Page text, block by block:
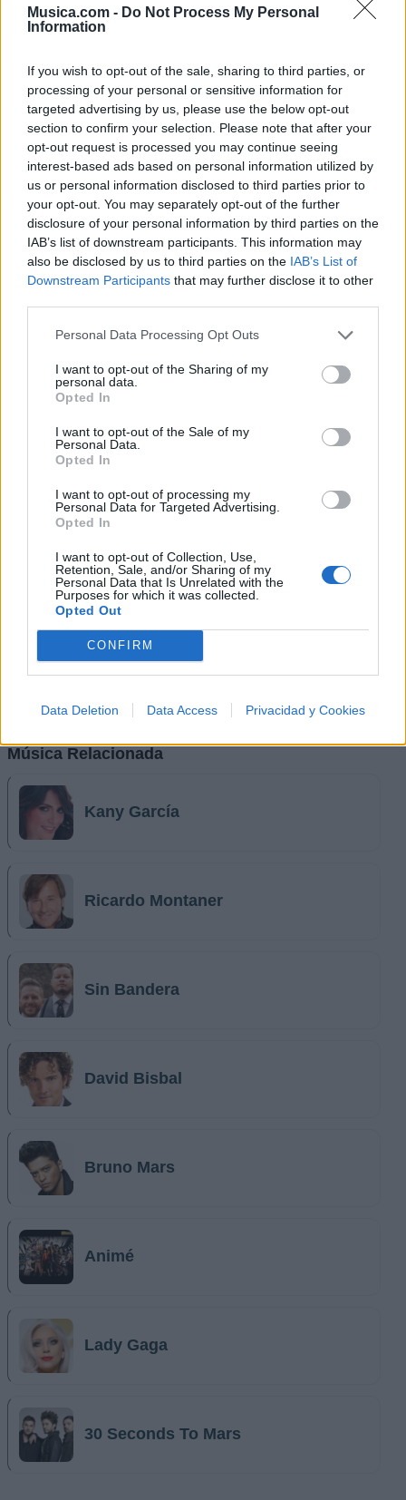
Musica.com - Do Not Process My Personal
Information
If you wish to opt-out of the sale, sharing to third parties, or
processing of your personal or sensitive information for
targeted advertising by us, please use the below opt-out
section to confirm your selection. Please note that after your
opt-out request is processed you may continue seeing
interest-based ads based on personal information utilized by
us or personal information disclosed to third parties prior to
your opt-out. You may separately opt-out of the further
disclosure of your personal information by third parties on the
IAB’s list of downstream participants. This information may
also be disclosed by us to third parties on the IAB’s List of
Downstream Participants that may further disclose it to other
Personal Data Processing Opt Outs
I want to opt-out of the Sharing of my
personal data.
Opted In
I want to opt-out of the Sale of my
Personal Data.
Opted In
I want to opt-out of processing my
Personal Data for Targeted Advertising.
Opted In
I want to opt-out of Collection, Use,
Retention, Sale, and/or Sharing of my
Personal Data that Is Unrelated with the
Purposes for which it was collected.
Opted Out
CONFIRM
Data Deletion Data Access Privacidad y Cookies
Añadir Letra
Biografía de Obie Bermudez
Obie Bermúdez: Una Voz Auténtica de Puerto
Rico
Ranking de Obie Bermudez
Obie Bermudezno está entre los 500 artistas más
apoyados y visitados de esta semana, su mejor
puesto ha sido el248ºen diciembre de 2019.
¿Apoyar a Obie Bermudez?
23 2
Ranking de Obie Bermudez
Música Relacionada
Kany García
Ricardo Montaner
Sin Bandera
David Bisbal
Bruno Mars
Animé
Lady Gaga
30 Seconds To Mars